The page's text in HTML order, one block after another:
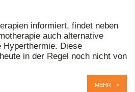
informiert, findet neben
auch alternative
Hyperthermie. Diese
in der Regel noch nicht von
MEHR